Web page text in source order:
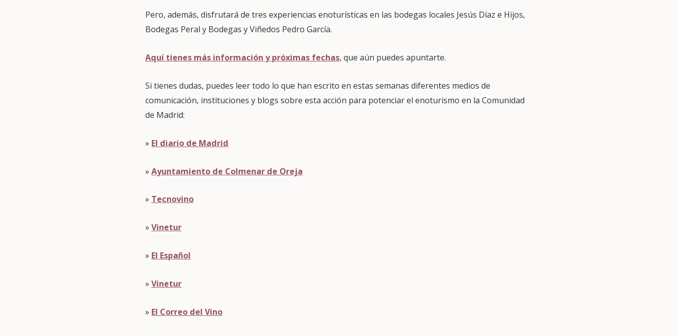
Pero, además, disfrutará de tres experiencias enoturísticas en las bodegas locales Jesús Díaz e Hijos,
Bodegas Peral y Bodegas y Viñedos Pedro García.
Aquí tienes más información y próximas fechas, que aún puedes apuntarte.
Si tienes dudas, puedes leer todo lo que han escrito en estas semanas diferentes medios de
comunicación, instituciones y blogs sobre esta acción para potenciar el enoturismo en la Comunidad
de Madrid:
» El diario de Madrid
» Ayuntamiento de Colmenar de Oreja
» Tecnovino
» Vinetur
» El Español
» Vinetur
» El Correo del Vino